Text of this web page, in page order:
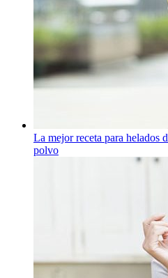
La mejor receta para helados
polvo